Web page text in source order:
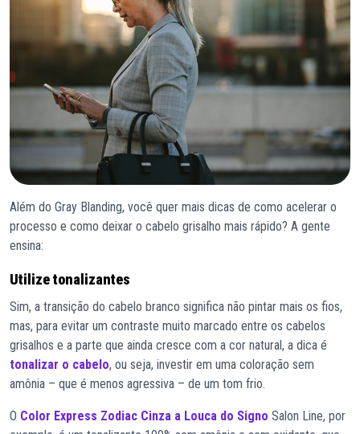
Além do Gray Blanding, você quer mais dicas de como acelerar o
processo e como deixar o cabelo grisalho mais rápido? A gente
ensina:
Utilize tonalizantes
Sim, a transição do cabelo branco significa não pintar mais os fios,
mas, para evitar um contraste muito marcado entre os cabelos
grisalhos e a parte que ainda cresce com a cor natural, a dica é
tonalizar o cabelo, ou seja, investir em uma coloração sem
amônia – que é menos agressiva – de um tom frio.
O Color Express Zodiac Cinza a Louca do Signo Salon Line, por